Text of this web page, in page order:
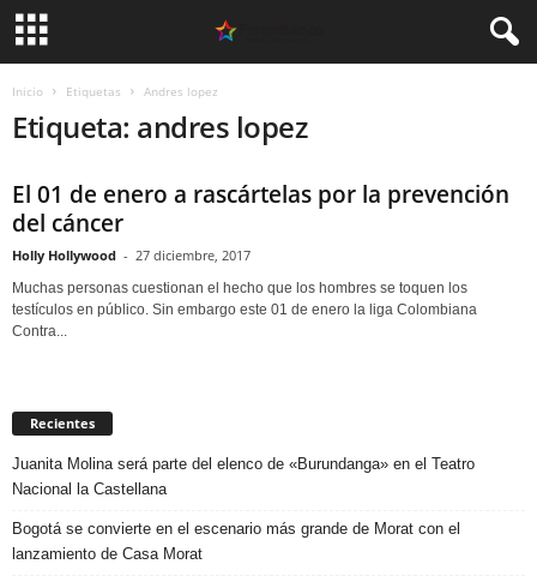
Inicio Etiquetas Andres lopez
Etiqueta: andres lopez
El 01 de enero a rascártelas por la prevención
del cáncer
Holly Hollywood - 27 diciembre, 2017
Muchas personas cuestionan el hecho que los hombres se toquen los
testículos en público. Sin embargo este 01 de enero la liga Colombiana
Contra...
Recientes
Juanita Molina será parte del elenco de «Burundanga» en el Teatro
Nacional la Castellana
Bogotá se convierte en el escenario más grande de Morat con el
lanzamiento de Casa Morat